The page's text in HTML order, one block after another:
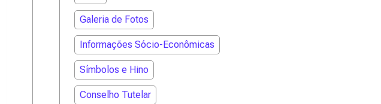
Galeria de Fotos
Informações Sócio-Econômicas
Símbolos e Hino
Conselho Tutelar